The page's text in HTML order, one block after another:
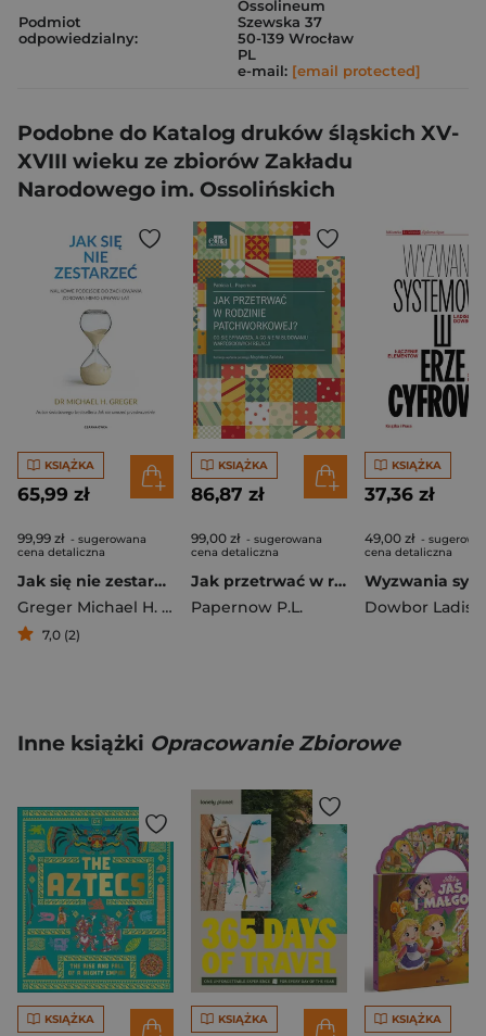
Podmiot
odpowiedzialny:
Ossolineum
Szewska 37
50-139 Wrocław
PL
e-mail: [email protected]
Podobne do Katalog druków śląskich XV-
XVIII wieku ze zbiorów Zakładu
Narodowego im. Ossolińskich
KSIĄŻKA
65,99 zł
99,99 zł - sugerowana
cena detaliczna
Jak się nie zestarzeć. Naukowe podejście do zachowania zdrowia mimo upływu lat
Greger Michael H. dr
7,0 (2)
KSIĄŻKA
86,87 zł
99,00 zł - sugerowana
cena detaliczna
Jak przetrwać w rodzinie patchworkowej?
Papernow P.L.
KSIĄŻKA
37,36 zł
49,00 zł -
cena detaliczna
Dowbor
Inne książki Opracowanie Zbiorowe
KSIĄŻKA KSIĄŻKA KSIĄŻKA